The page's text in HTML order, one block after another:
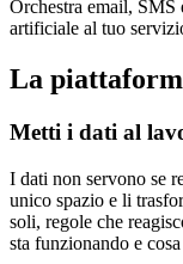
Orchestra email, SMS
artificiale al tuo
La
Metti i dati al
I dati non servono se
unico spazio e li
soli, regole che
sta funzionando e